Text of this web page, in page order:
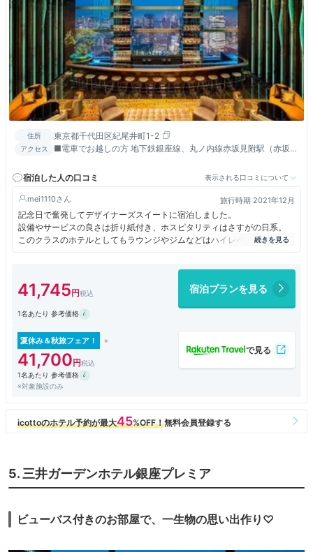
住所 東京都千代田区紀尾井町1-2
アクセス
■電車でお越しの方 地下鉄銀座線、丸ノ内線赤坂見附駅（赤坂地
口）直結。 半蔵門線永田町駅（7番目）から徒歩2分。 有楽町線
永田町駅（9-b口）から徒歩1分。麹町駅（麹町口）から徒歩5
分。 ■車でお越しの方 東京駅から10分。 羽田空港から首都高速
霞が関出口を経て30分。 成田空港から東関東自動車道、京葉道
路、首都高速霞が関出口を経て1時間40分。 ※東京ガーデンテラ
ス～成田および羽田空港間、リムジンバス運行
宿泊した人の口コミ 表示される口コミについて
mei1110 旅行時期 2021年12月
記念日で奮発してデザイナーズスイートに宿泊しました。
設備やサービスの良さは折り紙付き、ホスピタリティはさすがの日系。
このクラスのホテルとしてもラウンジやジムなどはハイレベルだと思いま
す。
ほぼ唯一の不満は部屋についていたサウナがあまり熱くならなかったこ
と。
41,745 宿泊プランを見る
1名あたり 参考価格
夏休み＆秋旅フェア！
41,700
1名あたり 参考価格
※対象施設のみ
5. 三井ガーデンホテル銀座プレミア
ビューバス付きのお部屋で、一生物の思い出作り♡